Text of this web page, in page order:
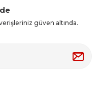
güven altında.